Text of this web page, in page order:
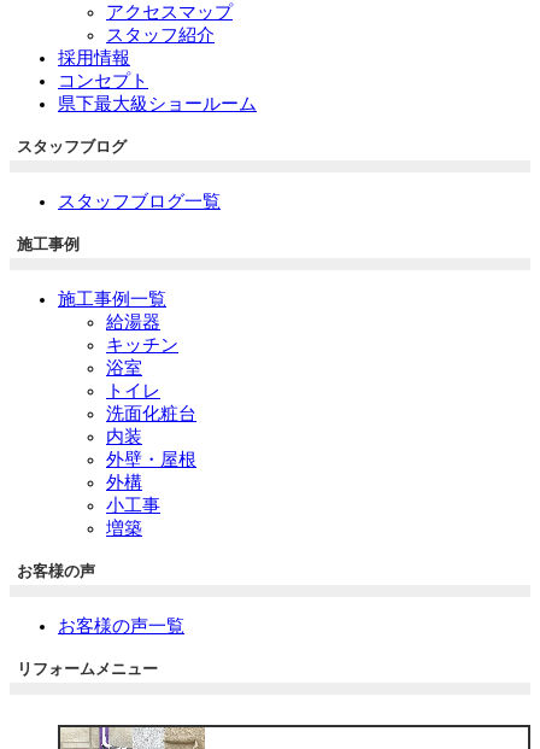
アクセスマップ
スタッフ紹介
採用情報
コンセプト
県下最大級ショールーム
スタッフブログ
スタッフブログ一覧
施工事例
施工事例一覧
給湯器
キッチン
浴室
トイレ
洗面化粧台
内装
外壁・屋根
外構
小工事
増築
お客様の声
お客様の声一覧
リフォームメニュー